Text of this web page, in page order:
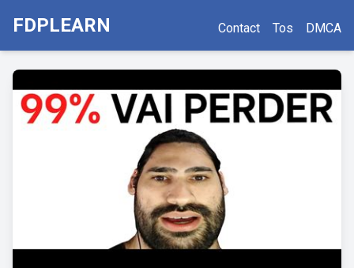
FDPLEARN Contact Tos DMCA